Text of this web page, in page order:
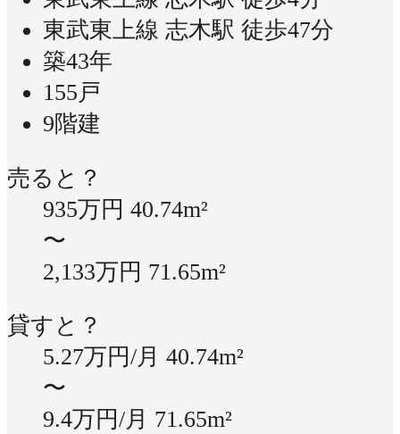
東武東上線 志木駅 徒歩47分
築43年
155戸
9階建
売ると？
935万円 40.74m²
〜
2,133万円 71.65m²
貸すと？
5.27万円/月 40.74m²
〜
9.4万円/月 71.65m²